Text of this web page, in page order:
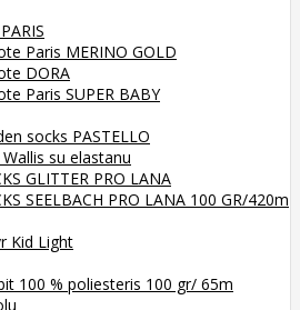
Paris MERINO GOLD
DORA
Paris SUPER BABY
socks PASTELLO
su elastanu
GLITTER PRO LANA
SEELBACH PRO LANA 100 GR/420m
Kid Light
100 % poliesteris 100 gr/ 65m